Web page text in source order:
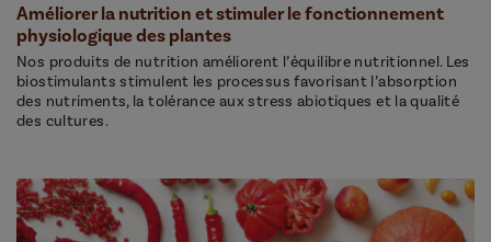
Améliorer la nutrition et stimuler le fonctionnement
physiologique des plantes
Nos produits de nutrition améliorent l’équilibre nutritionnel. Les
biostimulants stimulent les processus favorisant l’absorption
des nutriments, la tolérance aux stress abiotiques et la qualité
des cultures.